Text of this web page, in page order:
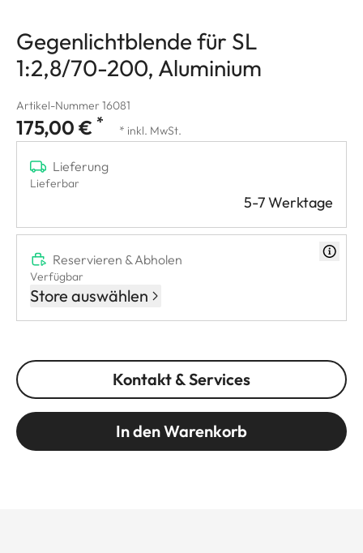
Gegenlichtblende für SL
1:2,8/70-200, Aluminium
Artikel-Nummer 16081
175,00 € * * inkl. MwSt.
Lieferung
Lieferbar
5-7 Werktage
Reservieren & Abholen
Verfügbar
Store auswählen
Kontakt & Services
In den Warenkorb